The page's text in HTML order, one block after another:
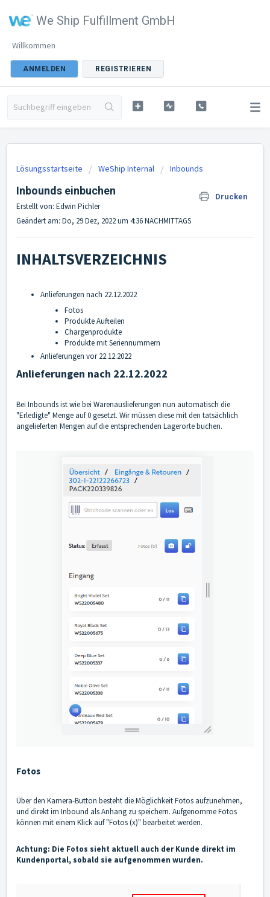
We Ship Fulfillment GmbH
Willkommen
ANMELDEN REGISTRIEREN
Lösungsstartseite WeShip Internal Inbounds
Inbounds einbuchen Drucken
Erstellt von: Edwin Pichler
Geändert am: Do, 29 Dez, 2022 um 4:36 NACHMITTAGS
INHALTSVERZEICHNIS
Anlieferungen nach 22.12.2022
Fotos
Produkte Aufteilen
Chargenprodukte
Produkte mit Seriennummern
Anlieferungen vor 22.12.2022
Anlieferungen nach 22.12.2022
Bei Inbounds ist wie bei Warenauslieferungen nun automatisch die
"Erledigte" Menge auf 0 gesetzt. Wir müssen diese mit den tatsächlich
angelieferten Mengen auf die entsprechenden Lagerorte buchen.
Fotos
Über den Kamera-Button besteht die Möglichkeit Fotos aufzunehmen,
und direkt im Inbound als Anhang zu speichern. Aufgenomme Fotos
können mit einem Klick auf "Fotos (x)" bearbeitet werden.
Achtung: Die Fotos sieht aktuell auch der Kunde direkt im
Kundenportal, sobald sie aufgenommen wurden.